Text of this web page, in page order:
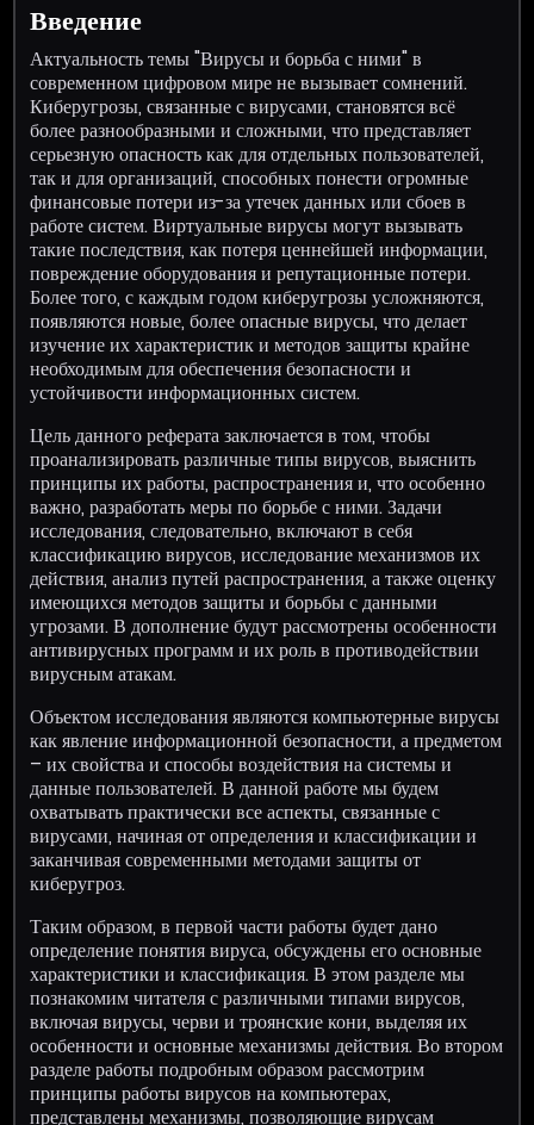
Введение
Актуальность темы "Вирусы и борьба с ними" в
современном цифровом мире не вызывает сомнений.
Киберугрозы, связанные с вирусами, становятся всё
более разнообразными и сложными, что представляет
серьезную опасность как для отдельных пользователей,
так и для организаций, способных понести огромные
финансовые потери из-за утечек данных или сбоев в
работе систем. Виртуальные вирусы могут вызывать
такие последствия, как потеря ценнейшей информации,
повреждение оборудования и репутационные потери.
Более того, с каждым годом киберугрозы усложняются,
появляются новые, более опасные вирусы, что делает
изучение их характеристик и методов защиты крайне
необходимым для обеспечения безопасности и
устойчивости информационных систем.
Цель данного реферата заключается в том, чтобы
проанализировать различные типы вирусов, выяснить
принципы их работы, распространения и, что особенно
важно, разработать меры по борьбе с ними. Задачи
исследования, следовательно, включают в себя
классификацию вирусов, исследование механизмов их
действия, анализ путей распространения, а также оценку
имеющихся методов защиты и борьбы с данными
угрозами. В дополнение будут рассмотрены особенности
антивирусных программ и их роль в противодействии
вирусным атакам.
Объектом исследования являются компьютерные вирусы
как явление информационной безопасности, а предметом
– их свойства и способы воздействия на системы и
данные пользователей. В данной работе мы будем
охватывать практически все аспекты, связанные с
вирусами, начиная от определения и классификации и
заканчивая современными методами защиты от
киберугроз.
Таким образом, в первой части работы будет дано
определение понятия вируса, обсуждены его основные
характеристики и классификация. В этом разделе мы
познакомим читателя с различными типами вирусов,
включая вирусы, черви и троянские кони, выделяя их
особенности и основные механизмы действия. Во втором
разделе работы подробным образом рассмотрим
принципы работы вирусов на компьютерах,
представлены механизмы, позволяющие вирусам